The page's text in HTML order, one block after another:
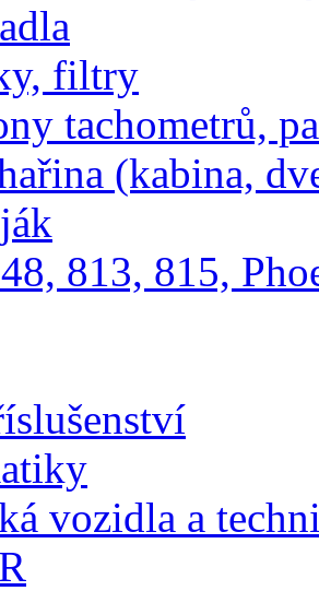
filtry
tachometrů,
(kabina,
813, 815,
vozidla a